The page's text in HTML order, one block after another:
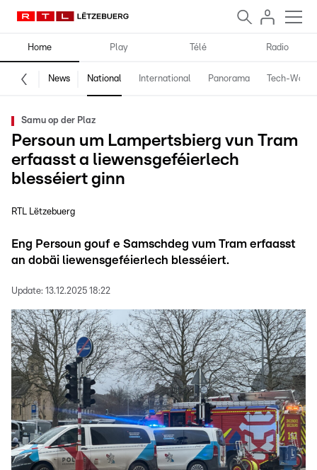
Home Play Télé Radio
News National International Panorama Tech-World
Samu op der Plaz
Persoun um Lampertsbierg vun Tram
erfaasst a liewensgeféierlech
blesséiert ginn
RTL Lëtzebuerg
Eng Persoun gouf e Samschdeg vum Tram erfaasst
an dobäi liewensgeféierlech blesséiert.
Update: 13.12.2025 18:22